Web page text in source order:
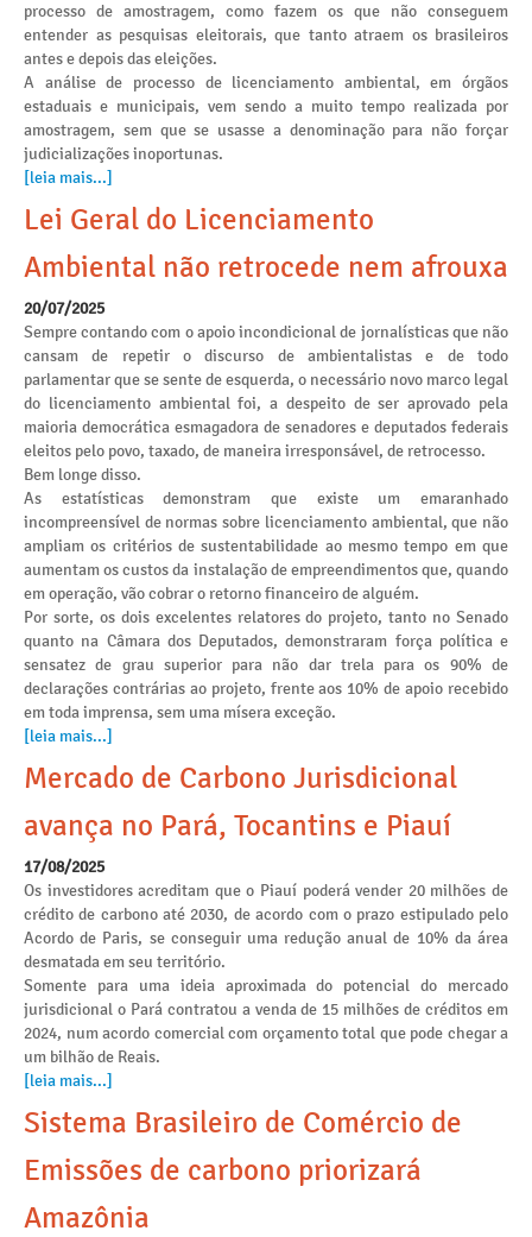
processo de amostragem, como fazem os que não conseguem
entender as pesquisas eleitorais, que tanto atraem os brasileiros
antes e depois das eleições.
A análise de processo de licenciamento ambiental, em órgãos
estaduais e municipais, vem sendo a muito tempo realizada por
amostragem, sem que se usasse a denominação para não forçar
judicializações inoportunas.
[leia mais...]
Lei Geral do Licenciamento
Ambiental não retrocede nem afrouxa
20/07/2025
Sempre contando com o apoio incondicional de jornalísticas que não
cansam de repetir o discurso de ambientalistas e de todo
parlamentar que se sente de esquerda, o necessário novo marco legal
do licenciamento ambiental foi, a despeito de ser aprovado pela
maioria democrática esmagadora de senadores e deputados federais
eleitos pelo povo, taxado, de maneira irresponsável, de retrocesso.
Bem longe disso.
As estatísticas demonstram que existe um emaranhado
incompreensível de normas sobre licenciamento ambiental, que não
ampliam os critérios de sustentabilidade ao mesmo tempo em que
aumentam os custos da instalação de empreendimentos que, quando
em operação, vão cobrar o retorno financeiro de alguém.
Por sorte, os dois excelentes relatores do projeto, tanto no Senado
quanto na Câmara dos Deputados, demonstraram força política e
sensatez de grau superior para não dar trela para os 90% de
declarações contrárias ao projeto, frente aos 10% de apoio recebido
em toda imprensa, sem uma mísera exceção.
[leia mais...]
Mercado de Carbono Jurisdicional
avança no Pará, Tocantins e Piauí
17/08/2025
Os investidores acreditam que o Piauí poderá vender 20 milhões de
crédito de carbono até 2030, de acordo com o prazo estipulado pelo
Acordo de Paris, se conseguir uma redução anual de 10% da área
desmatada em seu território.
Somente para uma ideia aproximada do potencial do mercado
jurisdicional o Pará contratou a venda de 15 milhões de créditos em
2024, num acordo comercial com orçamento total que pode chegar a
um bilhão de Reais.
[leia mais...]
Sistema Brasileiro de Comércio de
Emissões de carbono priorizará
Amazônia